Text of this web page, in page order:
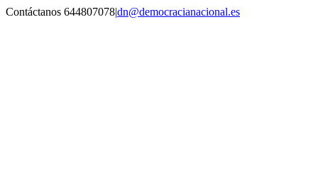
Saltar
Contáctanos 644807078|dn@democracianacional.es